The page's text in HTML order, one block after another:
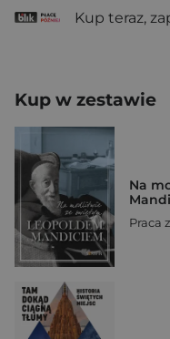
Kup teraz,
Kup w zestawie
Na
Praca